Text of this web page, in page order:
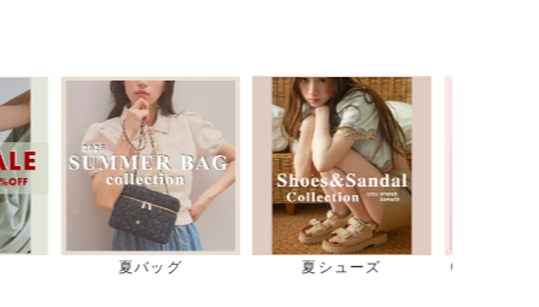
GOOD ROCK SPEED デニムコレクション